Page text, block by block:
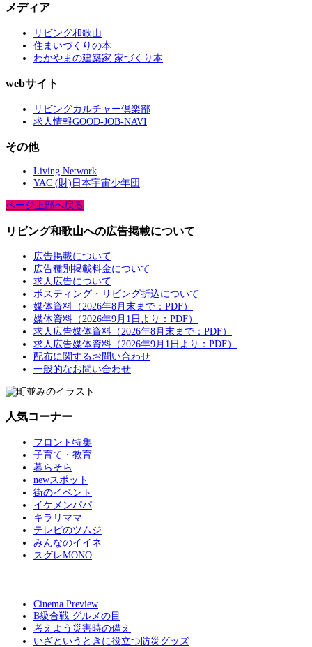
メディア
リビング和歌山
住まいづくりの本
わかやまの建築家 家づくり本
webサイト
リビングカルチャー倶楽部
求人情報GOOD-JOB-NAVI
その他
Living Network
YAC (財)日本宇宙少年団
ページ上部へ戻る
リビング和歌山への広告掲載について
広告掲載について
広告種別掲載料金について
求人広告について
ポスティング・リビング折込について
媒体資料（2026年8月末まで：PDF）
媒体資料（2026年9月1日より：PDF）
求人広告媒体資料（2026年8月末まで：PDF）
求人広告媒体資料（2026年9月1日より：PDF）
配布に関するお問い合わせ
一般的なお問い合わせ
人気コーナー
フロント特集
子育て・教育
暮らそら
newスポット
街のイベント
イケメンパパ
キラリママ
テレビのツムジ
みんなのイイネ
スグレMONO
Cinema Preview
B級合戦 グルメの目
考えよう災害時の備え
いざというときに役立つ防災グッズ